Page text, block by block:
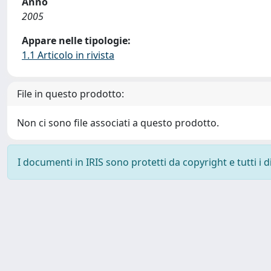
2005
Appare nelle tipologie:
1.1 Articolo in rivista
File in questo prodotto:
Non ci sono file associati a questo prodotto.
I documenti in IRIS sono protetti da copyright e tutti i